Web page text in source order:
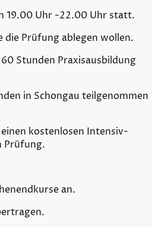
19.00 Uhr -22.00 Uhr statt.
die Prüfung ablegen wollen.
Stunden Praxisausbildung
in Schongau teilgenommen
kostenlosen Intensiv-
Prüfung.
an.